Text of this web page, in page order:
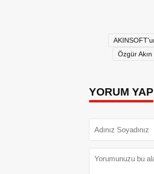
Özgür Akın
YORUM YAP